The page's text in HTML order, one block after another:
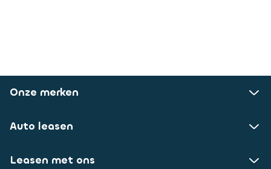
Onze merken
Auto leasen
Leasen met ons